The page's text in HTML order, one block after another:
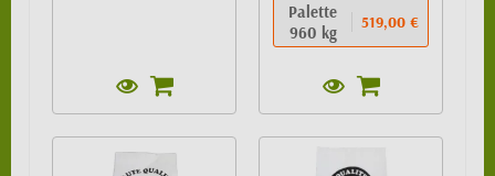
Palette
960 kg
519,00 €